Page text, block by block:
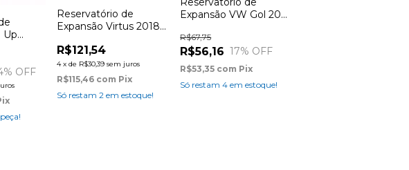
Up
% OFF
Reservatório de
Expansão Virtus 2018
R$121,54
4 xde R$30,39 sem juros
R$115,46 com Pix
Só restam2 em estoque!
Expansão VW Gol 200
R$56,16
R$67,75
17% OFF
R$53,35 com Pix
Só restam4 em estoque!